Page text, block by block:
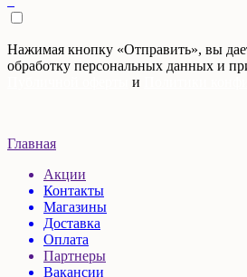
Нажимая кнопку «Отправить», вы
обработку персональных данных и
и
Главная
Акции
Контакты
Магазины
Доставка
Оплата
Партнеры
Вакансии